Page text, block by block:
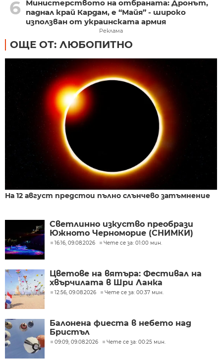
6
Министерството на отбраната: Дронът,
паднал край Кардам, е “Майя” - широко
използван от украинската армия
Реклама
ОЩЕ ОТ: ЛЮБОПИТНО
На 12 август предстои пълно слънчево затъмнение
Светлинно изкуство преобрази
Южното Черноморие (СНИМКИ)
16:16, 09.08.2026 Чете се за: 01:00 мин.
Цветове на вятъра: Фестивал на
хвърчилата в Шри Ланка
12:56, 09.08.2026 Чете се за: 00:37 мин.
Балонена фиеста в небето над
Бристъл
09:09, 09.08.2026 Чете се за: 00:25 мин.